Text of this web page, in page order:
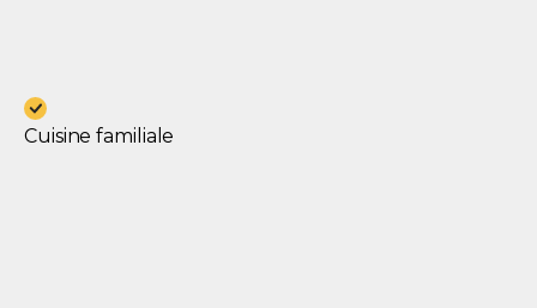
Cuisine familiale